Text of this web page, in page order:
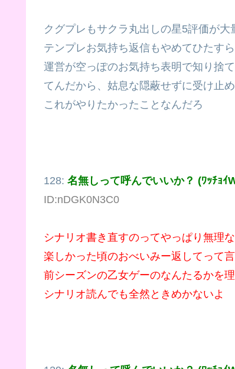
クグプレもサクラ丸出しの星5評価が
テンプレお気持ち返信もやめてひたす
運営が空っぽのお気持ち表明で知り捨
てんだから、姑息な隠蔽せずに受け止
これがやりたかったことなんだろ
128: 名無しって呼んでいいか？ (ﾜｯﾁｮｲ
ID:nDGK0N3C0
シナリオ書き直すのってやっぱり無理
楽しかった頃のおべいみー返してって
前シーズンの乙女ゲーのなんたるかを
シナリオ読んでも全然ときめかないよ